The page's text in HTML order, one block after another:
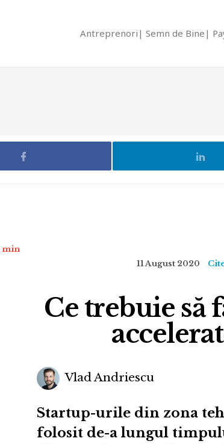
Antreprenori Semn de Bine
min
11 August 2020
Ce trebuie să
Vlad Andriescu
Startup-urile din zona
folosit de-a lungul